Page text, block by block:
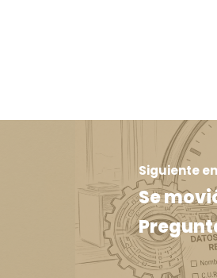
Siguiente
Se